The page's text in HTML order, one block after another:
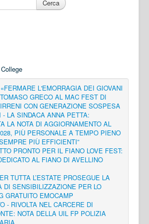
Cerca
L'EMORRAGIA DEI GIOVANI
GRECO AL MAC FEST DI
CON GENERAZIONE SOSPESA
- LA SINDACA ANNA PETTA:
LA NOTA DI AGGIORNAMENTO AL
PIÙ PERSONALE A TEMPO PIENO
PIÙ EFFICIENTI”
PRONTO PER IL FIANO LOVE FEST:
AL FIANO DI AVELLINO
TUTTA L’ESTATE PROSEGUE LA
DI SENSIBILIZZAZIONE PER LO
GRATUITO EMOCAMP
- RIVOLTA NEL CARCERE DI
NOTA DELLA UIL FP POLIZIA